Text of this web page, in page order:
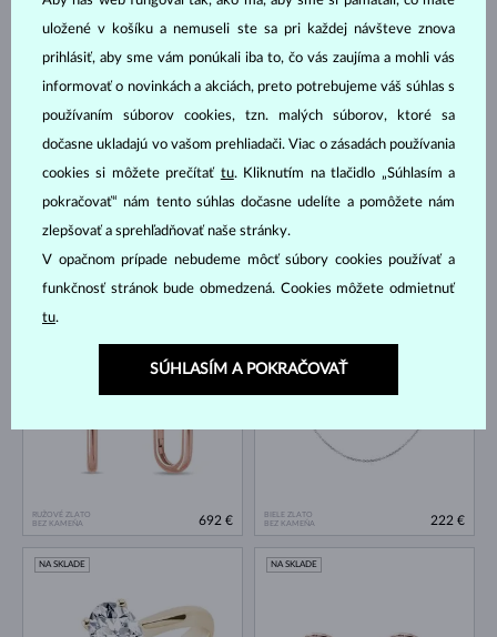
ŽLTÉ ZLATO
SLADKOVODNÉ
561 €
ŽLTÉ ZLATO
DIAMANT
866 €
ŽLTÉ ZLATO
DIAMANT
996 €
BIELE ZLATO
DIAMANT
431 €
RUŽOVÉ ZLATO
BEZ KAMEŇA
692 €
BIELE ZLATO
BEZ KAMEŇA
222 €
NA SKLADE NA SKLADE
uložené v košíku a nemuseli ste sa pri každej návšteve znova
prihlásiť, aby sme vám ponúkali iba to, čo vás zaujíma a mohli vás
informovať o novinkách a akciách, preto potrebujeme váš súhlas s
používaním súborov cookies, tzn. malých súborov, ktoré sa
dočasne ukladajú vo vašom prehliadači. Viac o zásadách používania
cookies si môžete prečítať tu. Kliknutím na tlačidlo „Súhlasím a
pokračovať“ nám tento súhlas dočasne udelíte a pomôžete nám
zlepšovať a sprehľadňovať naše stránky.
V opačnom prípade nebudeme môcť súbory cookies používať a
funkčnosť stránok bude obmedzená. Cookies môžete odmietnuť
tu.
SÚHLASÍM A POKRAČOVAŤ